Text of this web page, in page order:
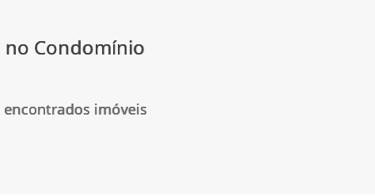
Condomínio
imóveis